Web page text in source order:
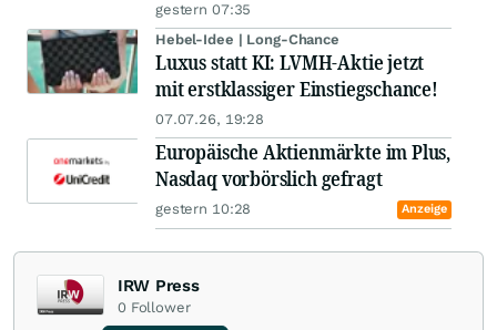
gestern 07:35
Hebel-Idee | Long-Chance
Luxus statt KI: LVMH-Aktie jetzt
mit erstklassiger Einstiegschance!
07.07.26, 19:28
Europäische Aktienmärkte im Plus,
Nasdaq vorbörslich gefragt
gestern 10:28 Anzeige
IRW Press
0 Follower